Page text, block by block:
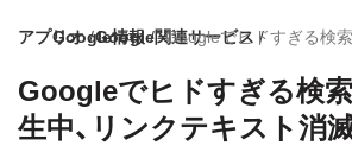
アプリオGoogle情報Google関連サービス
Googleでヒドすぎる検
Googleでヒドすぎる検
生中、リンクテキスト消